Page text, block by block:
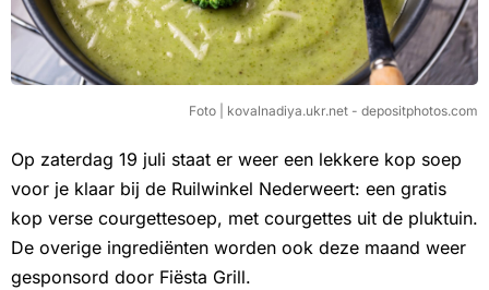
Foto | kovalnadiya.ukr.net - depositphotos.com
Op zaterdag 19 juli staat er weer een lekkere kop soep
voor je klaar bij de Ruilwinkel Nederweert: een gratis
kop verse courgettesoep, met courgettes uit de pluktuin.
De overige ingrediënten worden ook deze maand weer
gesponsord door Fiësta Grill.